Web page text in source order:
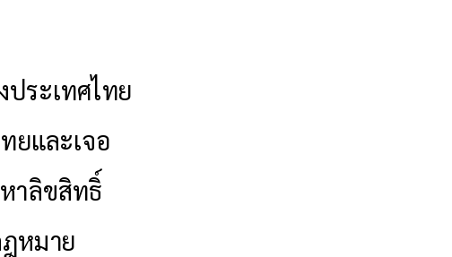
ระเทศไทย
ยและเจอ
าลิขสิทธิ์
หมาย